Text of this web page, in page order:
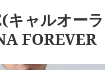
キャルオー
FOREVER